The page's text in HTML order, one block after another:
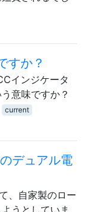
すか？
インジケータ
意味ですか？
current
デュアル電
、自家製のロー
うとしていま